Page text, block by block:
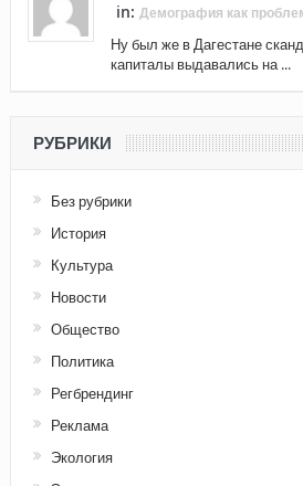
in: Демография как
Ну был же в Дагестане
капиталы выдавались на ...
РУБРИКИ
Без рубрики
История
Культура
Новости
Общество
Политика
Регбрендинг
Реклама
Экология